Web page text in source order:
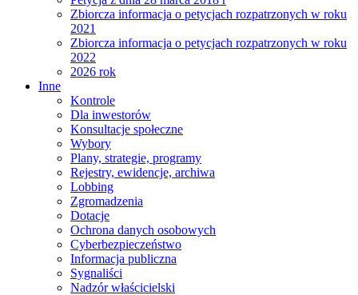
Zbiorcza informacja o petycjach rozpatrzonych w roku
2021
Zbiorcza informacja o petycjach rozpatrzonych w roku
2022
2026 rok
Inne
Kontrole
Dla inwestorów
Konsultacje społeczne
Wybory
Plany, strategie, programy
Rejestry, ewidencje, archiwa
Lobbing
Zgromadzenia
Dotacje
Ochrona danych osobowych
Cyberbezpieczeństwo
Informacja publiczna
Sygnaliści
Nadzór właścicielski